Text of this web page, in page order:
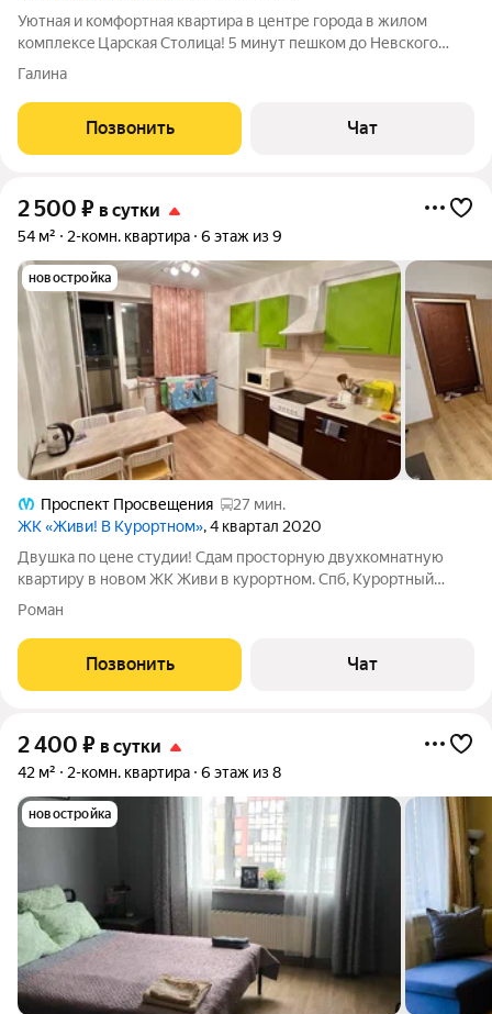
Уютная и комфортная квартира в центре города в жилом
комплекce Царская Столица! 5 минут пешком до Невского
проспекта, 10 минут пешком до Московского вокзала. В пешей
Невского и Площадь А. Невского II
Галина
Позвонить Чат
2 500 ₽ в сутки
54 м² 2-комн. квартира 6 этаж из 9
новостройка
Проспект Просвещения
27 мин.
ЖК «Живи! В Курортном», 4 квартал 2020
Двушка по цене студии! Сдам просторную двухкомнатную
квартиру в новом ЖК Живи в курортном. Спб, Курортный
район, поселок Песочный, ул. Садовая 83. Квартира оснащена
белье, полотенца, посуда,
Роман
Позвонить Чат
2 400 ₽ в сутки
42 м² 2-комн. квартира 6 этаж из 8
новостройка